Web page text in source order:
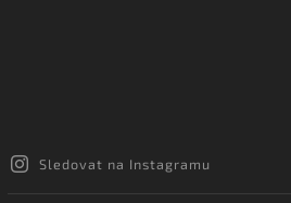
Sledovat na Instagramu